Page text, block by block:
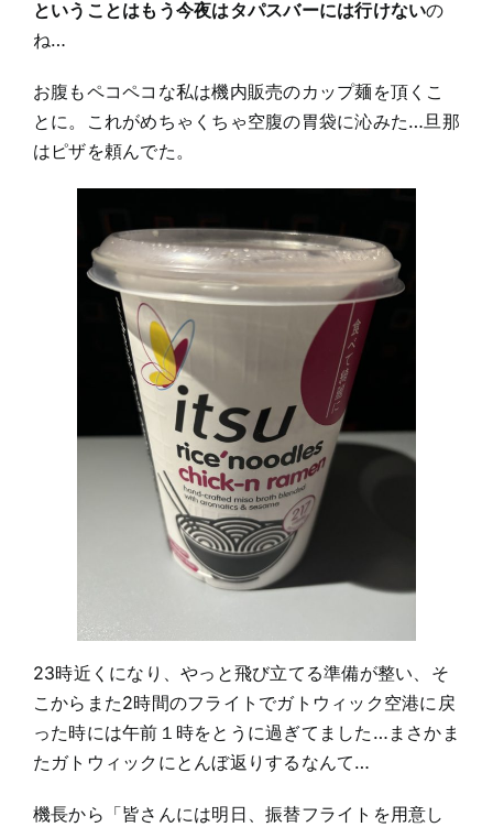
ということはもう今夜はタパスバーには行けないの
ね…
お腹もペコペコな私は機内販売のカップ麺を頂くこ
とに。これがめちゃくちゃ空腹の胃袋に沁みた…旦那
はピザを頼んでた。
23時近くになり、やっと飛び立てる準備が整い、そ
こからまた2時間のフライトでガトウィック空港に戻
った時には午前１時をとうに過ぎてました…まさかま
たガトウィックにとんぼ返りするなんて…
機長から「皆さんには明日、振替フライトを用意し